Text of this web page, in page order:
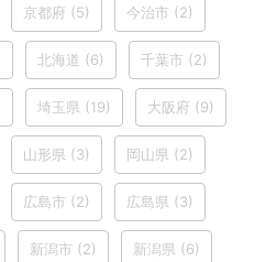
京都府 (5) 今治市 (2)
北海道 (6) 千葉市 (2)
埼玉県 (19) 大阪府 (9)
山形県 (3) 岡山県 (2)
広島市 (2) 広島県 (3)
新潟市 (2) 新潟県 (6)